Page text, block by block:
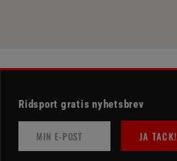
Ridsport gratis nyhetsbrev
JA TACK!